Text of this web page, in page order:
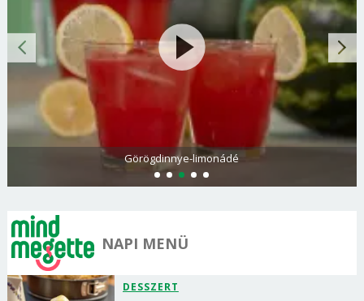
Görögdinnye-limonádé
NAPI MENÜ
DESSZERT